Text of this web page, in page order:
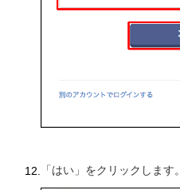
「はい」をクリックします。